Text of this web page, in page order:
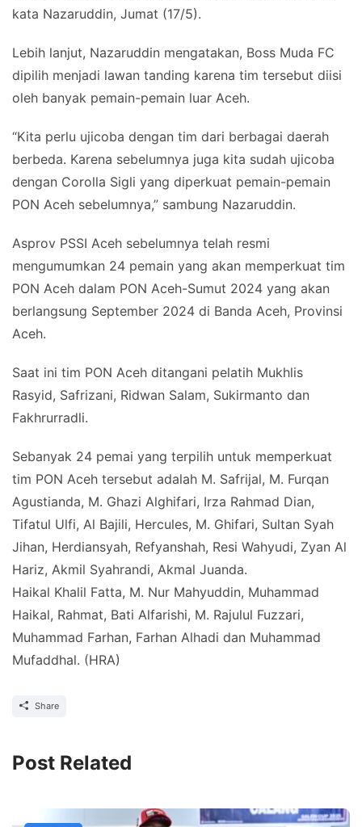
kata Nazaruddin, Jumat (17/5).
Lebih lanjut, Nazaruddin mengatakan, Boss Muda FC
dipilih menjadi lawan tanding karena tim tersebut diisi
oleh banyak pemain-pemain luar Aceh.
“Kita perlu ujicoba dengan tim dari berbagai daerah
berbeda. Karena sebelumnya juga kita sudah ujicoba
dengan Corolla Sigli yang diperkuat pemain-pemain
PON Aceh sebelumnya,” sambung Nazaruddin.
Asprov PSSI Aceh sebelumnya telah resmi
mengumumkan 24 pemain yang akan memperkuat tim
PON Aceh dalam PON Aceh-Sumut 2024 yang akan
berlangsung September 2024 di Banda Aceh, Provinsi
Aceh.
Saat ini tim PON Aceh ditangani pelatih Mukhlis
Rasyid, Safrizani, Ridwan Salam, Sukirmanto dan
Fakhrurradli.
Sebanyak 24 pemai yang terpilih untuk memperkuat
tim PON Aceh tersebut adalah M. Safrijal, M. Furqan
Agustianda, M. Ghazi Alghifari, Irza Rahmad Dian,
Tifatul Ulfi, Al Bajili, Hercules, M. Ghifari, Sultan Syah
Jihan, Herdiansyah, Refyanshah, Resi Wahyudi, Zyan Al
Hariz, Akmil Syahrandi, Akmal Juanda.
Haikal Khalil Fatta, M. Nur Mahyuddin, Muhammad
Haikal, Rahmat, Bati Alfarishi, M. Rajulul Fuzzari,
Muhammad Farhan, Farhan Alhadi dan Muhammad
Mufaddhal. (HRA)
Share
Post Related